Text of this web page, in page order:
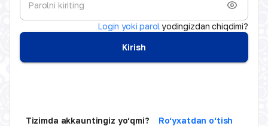
Login yoki parolyodingizdan chiqdimi?
Kirish
Tizimda akkauntingiz yo‘qmi? Ro‘yxatdan o‘tish